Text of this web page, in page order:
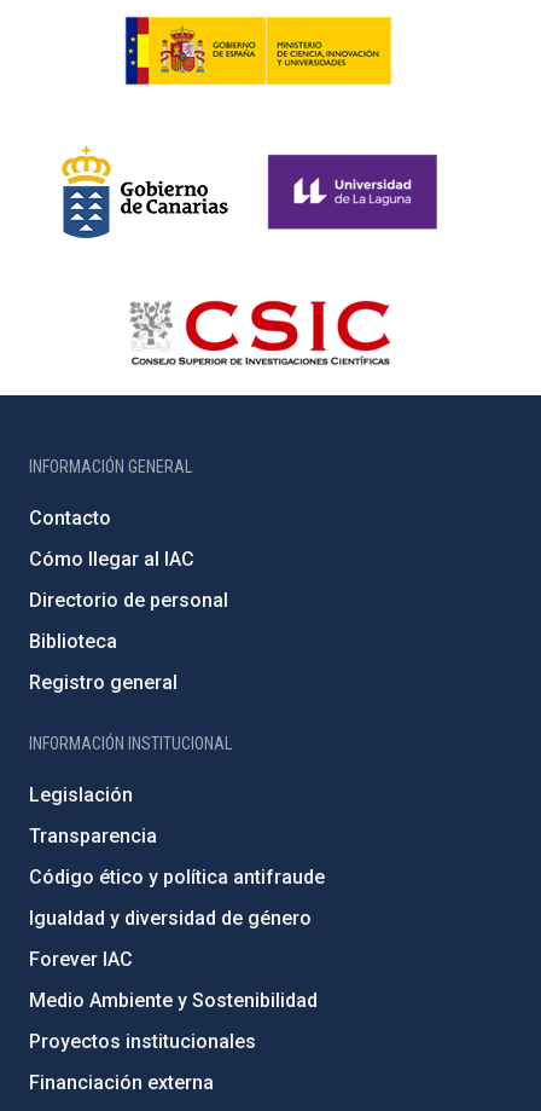
INFORMACIÓN GENERAL
Contacto
Cómo llegar al IAC
Directorio de personal
Biblioteca
Registro general
INFORMACIÓN INSTITUCIONAL
Legislación
Transparencia
Código ético y política antifraude
Igualdad y diversidad de género
Forever IAC
Medio Ambiente y Sostenibilidad
Proyectos institucionales
Financiación externa